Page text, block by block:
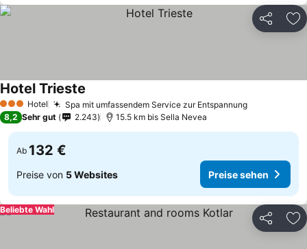
Teilen
3 SterneHotel Spa mit umfassendem Service zur Entspannung
Hotel Trieste
8,2 Sehr gut 2.243 15.5 km bis Sella Nevea
Ab 132 €
Preise von 5 Websites Preise sehen
Teilen
Beliebte Wahl